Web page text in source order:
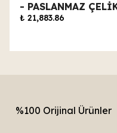
- PASLANMAZ
₺ 21,883.86
%100 Orijinal Ürünler